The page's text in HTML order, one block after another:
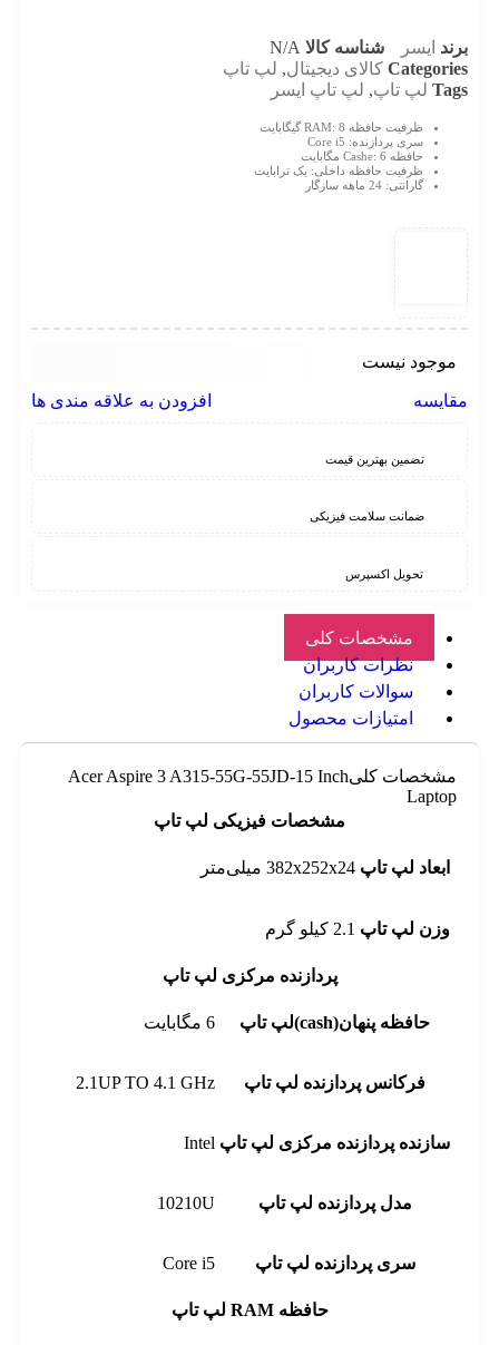
برند ایسر شناسه کالا N/A
Categories کالای دیجیتال, لپ تاپ
Tags لپ تاپ, لپ تاپ ایسر
ظرفیت حافظه RAM: 8 گیگابایت
سری پردازنده:
حافظه Cashe: 6 مگابایت
ظرفیت حافظه داخلی: یک ترابایت
گارانتی: 24 ماهه
سازگار
موجود نیست
مقایسه افزودن به علاقه مندی ها
تضمین بهترین قیمت
ضمانت سلامت فیزیکی
تحویل اکسپرس
مشخصات کلی
نظرات کاربران
سوالات کاربران
امتیازات محصول
مشخصات کلیAcer Aspire 3 A315-55G-55JD-15 Inch
Laptop
مشخصات فیزیکی لپ تاپ
ابعاد لپ تاپ 382x252x24 میلی‌متر
وزن لپ تاپ 2.1 کیلو گرم
پردازنده مرکزی لپ تاپ
حافظه پنهان(cash)لپ تاپ 6 مگابایت
فرکانس پردازنده لپ تاپ 2.1UP TO 4.1 GHz
سازنده پردازنده مرکزی لپ تاپ Intel
مدل پردازنده لپ تاپ 10210U
سری پردازنده لپ تاپ Core i5
حافظه RAM لپ تاپ